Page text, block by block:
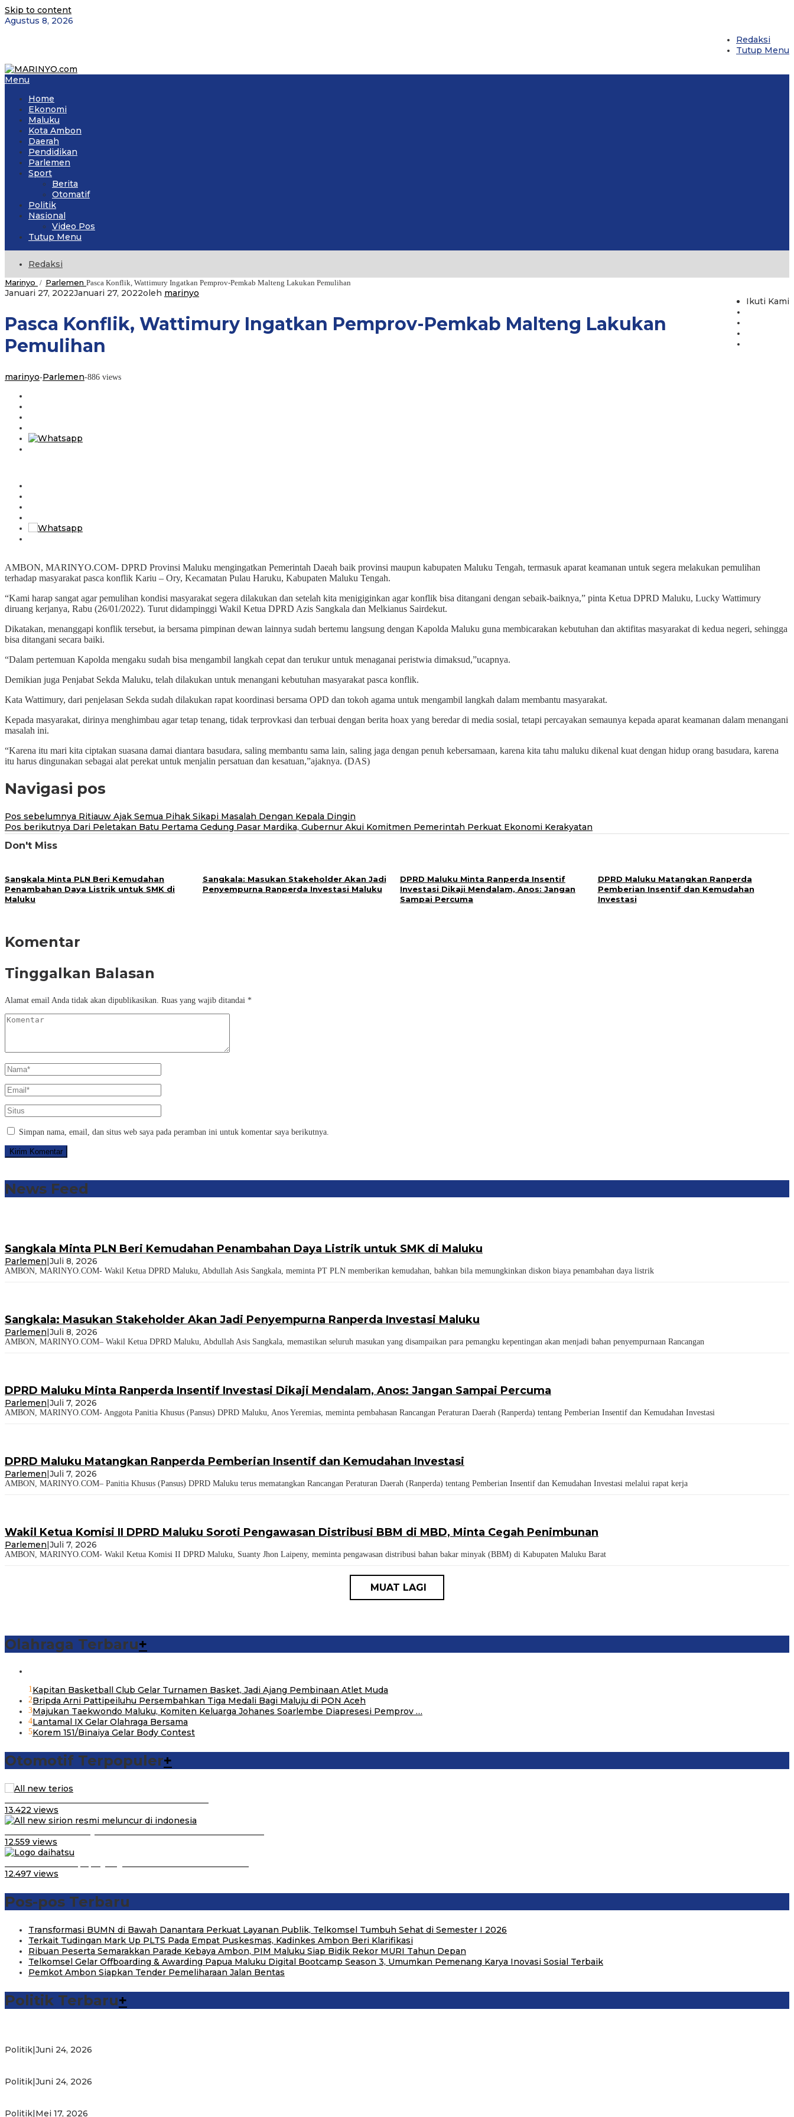
Skip to content
Agustus 8, 2026
Redaksi
Tutup Menu
Menu
Home
Ekonomi
Maluku
Kota Ambon
Daerah
Pendidikan
Parlemen
Sport
Berita
Otomatif
Politik
Nasional
Video Pos
Tutup Menu
Redaksi
Marinyo / Parlemen Pasca Konflik, Wattimury Ingatkan Pemprov-Pemkab Malteng Lakukan Pemulihan
Ikuti Kami
Januari 27, 2022Januari 27, 2022oleh marinyo
Pasca Konflik, Wattimury Ingatkan Pemprov-Pemkab Malteng Lakukan
Pemulihan
marinyo-Parlemen-886 views
AMBON, MARINYO.COM- DPRD Provinsi Maluku mengingatkan Pemerintah Daeah baik provinsi maupun kabupaten Maluku Tengah, termasuk aparat keamanan untuk segera melakukan pemulihan
terhadap masyarakat pasca konflik Kariu – Ory, Kecamatan Pulau Haruku, Kabupaten Maluku Tengah.
“Kami harap sangat agar pemulihan kondisi masyarakat segera dilakukan dan setelah kita menigiginkan agar konflik bisa ditangani dengan sebaik-baiknya,” pinta Ketua DPRD Maluku, Lucky Wattimury
diruang kerjanya, Rabu (26/01/2022). Turut didampinggi Wakil Ketua DPRD Azis Sangkala dan Melkianus Sairdekut.
Dikatakan, menanggapi konflik tersebut, ia bersama pimpinan dewan lainnya sudah bertemu langsung dengan Kapolda Maluku guna membicarakan kebutuhan dan aktifitas masyarakat di kedua negeri, sehingga
bisa ditangani secara baiki.
“Dalam pertemuan Kapolda mengaku sudah bisa mengambil langkah cepat dan terukur untuk menaganai peristwia dimaksud,”ucapnya.
Demikian juga Penjabat Sekda Maluku, telah dilakukan untuk menangani kebutuhan masyarakat pasca konflik.
Kata Wattimury, dari penjelasan Sekda sudah dilakukan rapat koordinasi bersama OPD dan tokoh agama untuk mengambil langkah dalam membantu masyarakat.
Kepada masyarakat, dirinya menghimbau agar tetap tenang, tidak terprovkasi dan terbuai dengan berita hoax yang beredar di media sosial, tetapi percayakan semaunya kepada aparat keamanan dalam menangani
masalah ini.
“Karena itu mari kita ciptakan suasana damai diantara basudara, saling membantu sama lain, saling jaga dengan penuh kebersamaan, karena kita tahu maluku dikenal kuat dengan hidup orang basudara, karena
itu harus dingunakan sebagai alat perekat untuk menjalin persatuan dan kesatuan,”ajaknya. (DAS)
Navigasi pos
Pos sebelumnya Ritiauw Ajak Semua Pihak Sikapi Masalah Dengan Kepala Dingin
Pos berikutnya Dari Peletakan Batu Pertama Gedung Pasar Mardika, Gubernur Akui Komitmen Pemerintah Perkuat Ekonomi Kerakyatan
Don't Miss
Sangkala Minta PLN Beri Kemudahan
Penambahan Daya Listrik untuk SMK di
Maluku
Sangkala: Masukan Stakeholder Akan Jadi
Penyempurna Ranperda Investasi Maluku
DPRD Maluku Minta Ranperda Insentif
Investasi Dikaji Mendalam, Anos: Jangan
Sampai Percuma
DPRD Maluku Matangkan Ranperda
Pemberian Insentif dan Kemudahan
Investasi
Komentar
Tinggalkan Balasan
Alamat email Anda tidak akan dipublikasikan. Ruas yang wajib ditandai *
Simpan nama, email, dan situs web saya pada peramban ini untuk komentar saya berikutnya.
News Feed
Sangkala Minta PLN Beri Kemudahan Penambahan Daya Listrik untuk SMK di Maluku
Parlemen|Juli 8, 2026
AMBON, MARINYO.COM- Wakil Ketua DPRD Maluku, Abdullah Asis Sangkala, meminta PT PLN memberikan kemudahan, bahkan bila memungkinkan diskon biaya penambahan daya listrik
Sangkala: Masukan Stakeholder Akan Jadi Penyempurna Ranperda Investasi Maluku
Parlemen|Juli 8, 2026
AMBON, MARINYO.COM– Wakil Ketua DPRD Maluku, Abdullah Asis Sangkala, memastikan seluruh masukan yang disampaikan para pemangku kepentingan akan menjadi bahan penyempurnaan Rancangan
DPRD Maluku Minta Ranperda Insentif Investasi Dikaji Mendalam, Anos: Jangan Sampai Percuma
Parlemen|Juli 7, 2026
AMBON, MARINYO.COM- Anggota Panitia Khusus (Pansus) DPRD Maluku, Anos Yeremias, meminta pembahasan Rancangan Peraturan Daerah (Ranperda) tentang Pemberian Insentif dan Kemudahan Investasi
DPRD Maluku Matangkan Ranperda Pemberian Insentif dan Kemudahan Investasi
Parlemen|Juli 7, 2026
AMBON, MARINYO.COM– Panitia Khusus (Pansus) DPRD Maluku terus mematangkan Rancangan Peraturan Daerah (Ranperda) tentang Pemberian Insentif dan Kemudahan Investasi melalui rapat kerja
Wakil Ketua Komisi II DPRD Maluku Soroti Pengawasan Distribusi BBM di MBD, Minta Cegah Penimbunan
Parlemen|Juli 7, 2026
AMBON, MARINYO.COM- Wakil Ketua Komisi II DPRD Maluku, Suanty Jhon Laipeny, meminta pengawasan distribusi bahan bakar minyak (BBM) di Kabupaten Maluku Barat
Olahraga Terbaru+
1 Kapitan Basketball Club Gelar Turnamen Basket, Jadi Ajang Pembinaan Atlet Muda
2Bripda Arni Pattipeiluhu Persembahkan Tiga Medali Bagi Maluju di PON Aceh
3Majukan Taekwondo Maluku, Komiten Keluarga Johanes Soarlembe Diapresesi Pemprov …
4Lantamal IX Gelar Olahraga Bersama
5Korem 151/Binaiya Gelar Body Contest
Otomotif Terpopuler+
13.422 views
12.559 views
12.497 views
Pos-pos Terbaru
Transformasi BUMN di Bawah Danantara Perkuat Layanan Publik, Telkomsel Tumbuh Sehat di Semester I 2026
Terkait Tudingan Mark Up PLTS Pada Empat Puskesmas, Kadinkes Ambon Beri Klarifikasi
Ribuan Peserta Semarakkan Parade Kebaya Ambon, PIM Maluku Siap Bidik Rekor MURI Tahun Depan
Telkomsel Gelar Offboarding & Awarding Papua Maluku Digital Bootcamp Season 3, Umumkan Pemenang Karya Inovasi Sosial Terbaik
Pemkot Ambon Siapkan Tender Pemeliharaan Jalan Bentas
Politik Terbaru+
Politik|Juni 24, 2026
Politik|Juni 24, 2026
Politik|Mei 17, 2026